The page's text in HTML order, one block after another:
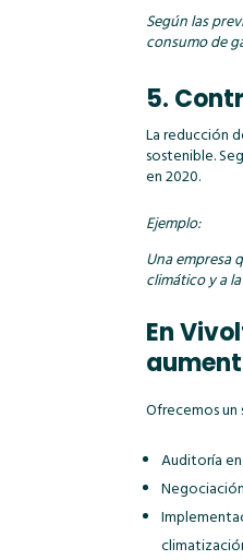
Según las
consumo de
5.
La reducción
sostenible.
en 2020.
Ejemplo:
Una empresa
climático y a
En
Ofrecemos
Auditoría